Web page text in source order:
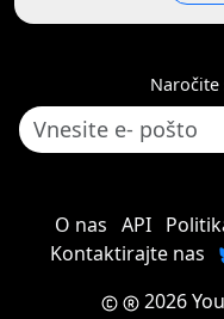
Naročite
O nas API
Kontaktirajte nas
2026